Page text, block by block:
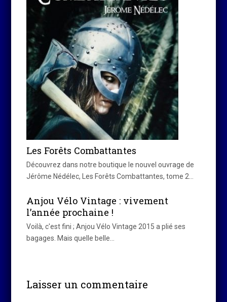
Les Forêts Combattantes
Découvrez dans notre boutique le nouvel ouvrage de
Jérôme Nédélec, Les Forêts Combattantes, tome 2…
Anjou Vélo Vintage : vivement
l’année prochaine !
Voilà, c'est fini ; Anjou Vélo Vintage 2015 a plié ses
bagages. Mais quelle belle…
Laisser un commentaire